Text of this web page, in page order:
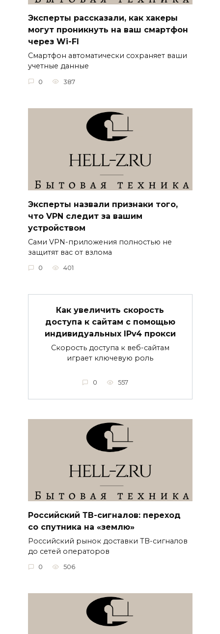
Эксперты рассказали, как хакеры
могут проникнуть на ваш смартфон
через Wi-FI
Смартфон автоматически сохраняет ваши
учетные данные
0 387
Эксперты назвали признаки того,
что VPN следит за вашим
устройством
Сами VPN-приложения полностью не
защитят вас от взлома
0 401
Как увеличить скорость
доступа к сайтам с помощью
индивидуальных IPv4 прокси
Скорость доступа к веб-сайтам
играет ключевую роль
0 557
Российский ТВ-сигналов: переход
со спутника на «землю»
Российский рынок доставки ТВ-сигналов
до сетей операторов
0 506